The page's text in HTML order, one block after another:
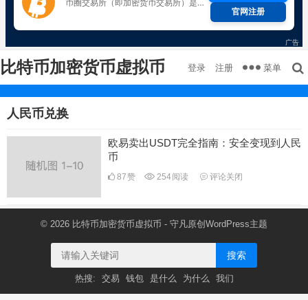
比特币加密货币虚拟币 登录 注册 菜单
人民币兑换
欧易卖出USDT完全指南：安全变现到人民
币
87赞 254阅读 评论关闭
© 2026 比特币加密货币虚拟币 - 守凡原创 WordPress主题
搜索
热搜: 交易 钱包 是什么 为什么 我们